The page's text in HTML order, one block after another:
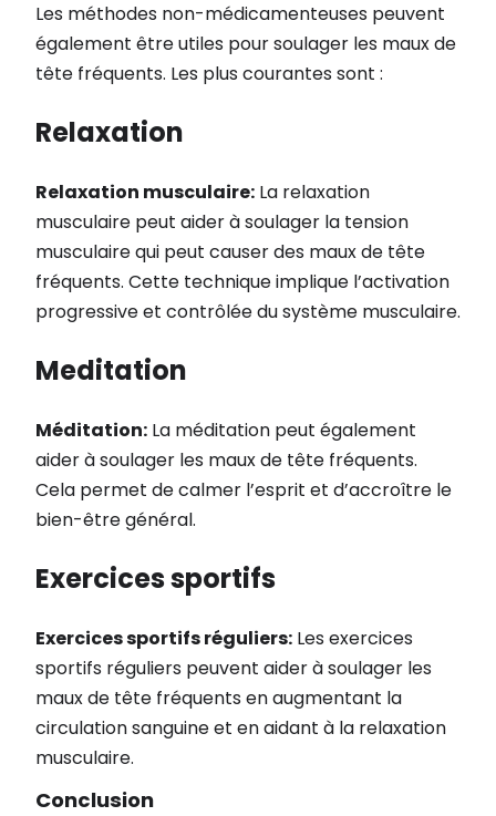
Les méthodes non-médicamenteuses peuvent
également être utiles pour soulager les maux de
tête fréquents. Les plus courantes sont :
Relaxation
Relaxation musculaire: La relaxation
musculaire peut aider à soulager la tension
musculaire qui peut causer des maux de tête
fréquents. Cette technique implique l’activation
progressive et contrôlée du système musculaire.
Meditation
Méditation: La méditation peut également
aider à soulager les maux de tête fréquents.
Cela permet de calmer l’esprit et d’accroître le
bien-être général.
Exercices sportifs
Exercices sportifs réguliers: Les exercices
sportifs réguliers peuvent aider à soulager les
maux de tête fréquents en augmentant la
circulation sanguine et en aidant à la relaxation
musculaire.
Conclusion